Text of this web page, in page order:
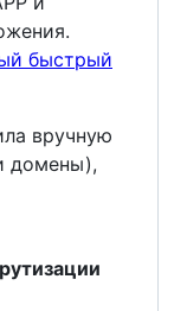
быстрый
вручную
домены),